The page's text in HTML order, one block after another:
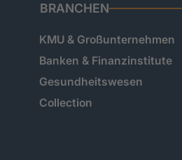
BRANCHEN
KMU & Großunternehmen
Banken & Finanzinstitute
Gesundheitswesen
Collection